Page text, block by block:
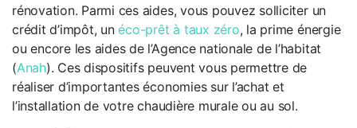
rénovation. Parmi ces aides, vous pouvez solliciter un
crédit d’impôt, unéco-prêt à taux zéro, la prime énergie
ou encore les aides de l’Agence nationale de l’habitat
(Anah). Ces dispositifs peuvent vous permettre de
réaliser d’importantes économies sur l’achat et
l’installation de votre chaudière murale ou au sol.